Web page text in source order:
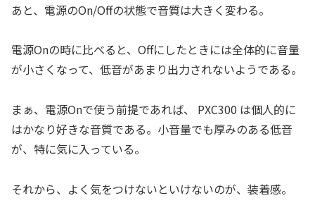
あと、電源のOn/Offの状態で音質は大きく変わる。
電源Onの時に比べると、Offにしたときには全体的に音量
が小さくなって、低音があまり出力されないようである。
まぁ、電源Onで使う前提であれば、 PXC300 は個人的に
はかなり好きな音質である。小音量でも厚みのある低音
が、特に気に入っている。
それから、よく気をつけないといけないのが、装着感。